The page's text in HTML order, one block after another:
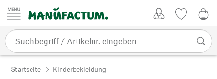
Zum Inhalt springen
Startseite Kinderbekleidung